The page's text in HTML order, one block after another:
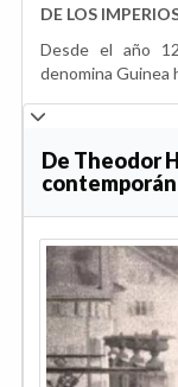
DE LOS
Desde el año
denomina Guinea
De Theodor